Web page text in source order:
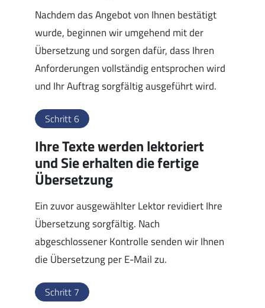
Nachdem das Angebot von Ihnen bestätigt
wurde, beginnen wir umgehend mit der
Übersetzung und sorgen dafür, dass Ihren
Anforderungen vollständig entsprochen wird
und Ihr Auftrag sorgfältig ausgeführt wird.
Schritt 6
Ihre Texte werden lektoriert
und Sie erhalten die fertige
Übersetzung
Ein zuvor ausgewählter Lektor revidiert Ihre
Übersetzung sorgfältig. Nach
abgeschlossener Kontrolle senden wir Ihnen
die Übersetzung per E-Mail zu.
Schritt 7